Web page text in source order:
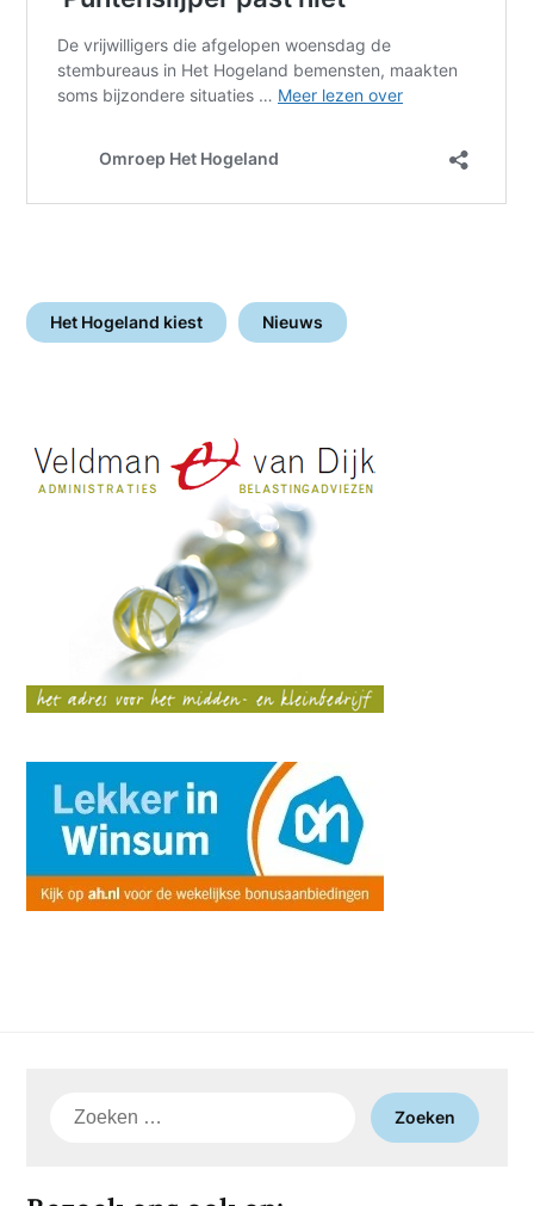
Het Hogeland kiest Nieuws
Zoeken